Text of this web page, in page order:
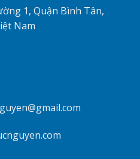
1, Quận Bình Tân,
Nam